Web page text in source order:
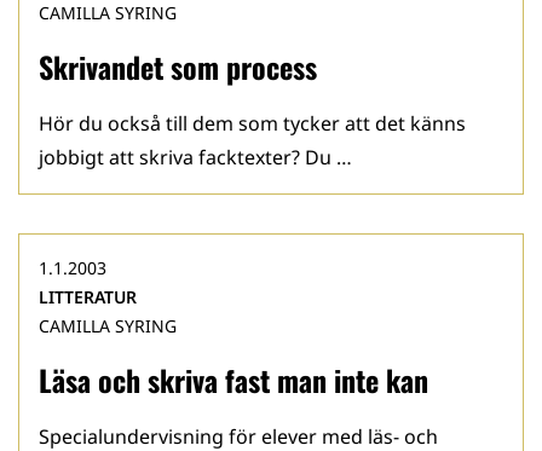
Skrivandet som process
CAMILLA SYRING
Hör du också till dem som tycker att det känns
jobbigt att skriva facktexter? Du …
Läsa och skriva fast man inte kan
1.1.2003
LITTERATUR
CAMILLA SYRING
Specialundervisning för elever med läs- och